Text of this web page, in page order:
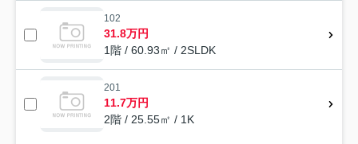
102
31.8万円
1階 / 60.93㎡ / 2SLDK
201
11.7万円
2階 / 25.55㎡ / 1K